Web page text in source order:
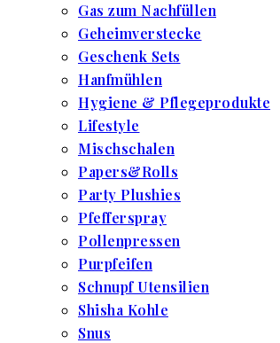
Gas zum Nachfüllen
Geheimverstecke
Geschenk Sets
Hanfmühlen
Hygiene & Pflegeprodukte
Lifestyle
Mischschalen
Papers&Rolls
Party Plushies
Pfefferspray
Pollenpressen
Purpfeifen
Schnupf Utensilien
Shisha Kohle
Snus